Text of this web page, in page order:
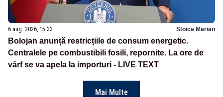
6 aug. 2026, 15:33 Stoica Marian
Bolojan anunță restricțiile de consum energetic.
Centralele pe combustibili fosili, repornite. La ore de
vârf se va apela la importuri - LIVE TEXT
Mai Multe